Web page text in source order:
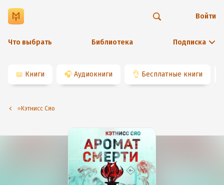
Что выбрать Библиотека Подписка
Войти
📖 Книги 🎧 Аудиокниги 👌 Бесплатные книги
⭐️Кэтнисс Сяо